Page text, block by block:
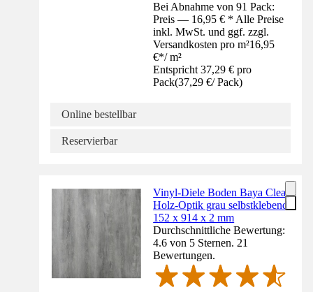
Bei Abnahme von 91 Pack:
Preis — 16,95 € * Alle Preise
inkl. MwSt. und ggf. zzgl.
Versandkosten pro m²16,95
€*/ m²
Entspricht 37,29 € pro
Pack(37,29 €/ Pack)
Online bestellbar
Reservierbar
Vinyl-Diele Boden Baya Clear
Holz-Optik grau selbstklebend
152 x 914 x 2 mm
Durchschnittliche Bewertung:
4.6 von 5 Sternen. 21
Bewertungen.